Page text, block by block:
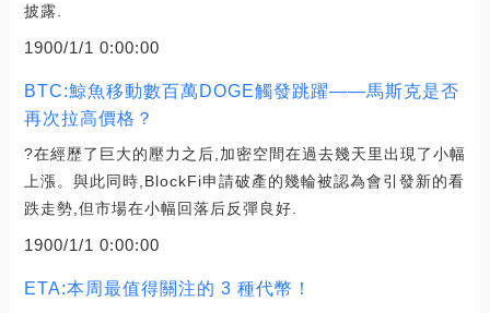
披露.
1900/1/1 0:00:00
BTC:鯨魚移動數百萬DOGE觸發跳躍——馬斯克是否
再次拉高價格？
?在經歷了巨大的壓力之后,加密空間在過去幾天里出現了小幅
上漲。與此同時,BlockFi申請破產的幾輪被認為會引發新的看
跌走勢,但市場在小幅回落后反彈良好.
1900/1/1 0:00:00
ETA:本周最值得關注的 3 種代幣！